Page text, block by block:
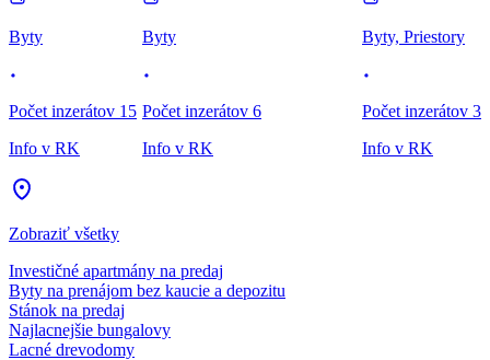
Byty
Počet inzerátov 15
Info v RK
Byty
Počet inzerátov 6
Info v RK
Byty, Priestory
Počet inzerátov 3
Info v RK
Zobraziť všetky
Investičné apartmány na predaj
Byty na prenájom bez kaucie a depozitu
Stánok na predaj
Najlacnejšie bungalovy
Lacné drevodomy